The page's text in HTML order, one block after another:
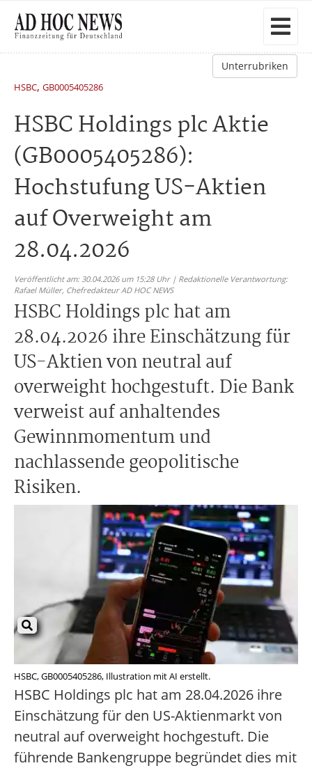
Unterrubriken
HSBC, GB0005405286
HSBC Holdings plc Aktie
(GB0005405286):
Hochstufung US-Aktien
auf Overweight am
28.04.2026
Veröffentlicht am: 30.04.2026 um 15:28 Uhr | Redaktionelle Verantwortung:
Rafael Müller, Chefredakteur AD HOC NEWS
HSBC Holdings plc hat am
28.04.2026 ihre Einschätzung für
US-Aktien von neutral auf
overweight hochgestuft. Die Bank
verweist auf anhaltendes
Gewinnmomentum und
nachlassende geopolitische
Risiken.
HSBC, GB0005405286, Illustration mit AI erstellt.
HSBC Holdings plc hat am 28.04.2026 ihre
Einschätzung für den US-Aktienmarkt von
neutral auf overweight hochgestuft. Die
führende Bankengruppe begründet dies mit